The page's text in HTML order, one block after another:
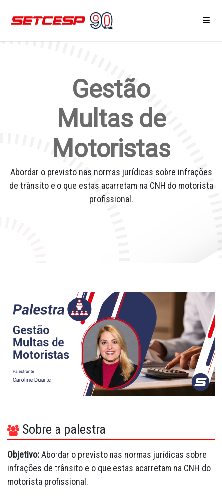
Área do Associado
Notícias
Eventos e Reuniões
Cursos
Serviços
Associe-se
Imprensa
Prêmio de Sustentabilidade
Gestão
Multas de
Motoristas
Abordar o previsto nas normas jurídicas sobre infrações
de trânsito e o que estas acarretam na CNH do motorista
profissional.
Sobre a palestra
Objetivo:Abordar o previsto nas normas jurídicas sobre
infrações de trânsito e o que estas acarretam na CNH do
motorista profissional.